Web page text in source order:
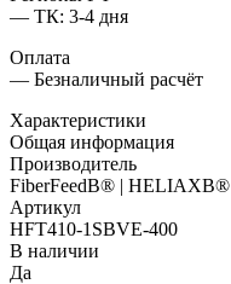
— ТК: 3-4 дня
Оплата
— Безналичный расчёт
Характеристики
Общая информация
Производитель
FiberFeedВ® | HELIAXВ®
Артикул
HFT410-1SBVE-400
В наличии
Да